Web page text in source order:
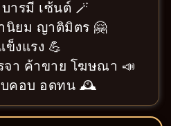
ารมี เซ้นต์ 🪄
นิยม ญาติมิตร 🤗
งแรง 💪
จา ค้าขาย โฆษณา 📣
บคอบ อดทน 🕰️